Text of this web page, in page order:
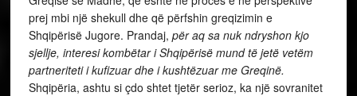
prej mbi një shekull dhe që përfshin greqizimin e
Shqipërisë Jugore. Prandaj, për aq sa nuk ndryshon kjo
sjellje, interesi kombëtar i Shqipërisë mund të jetë vetëm
partneriteti i kufizuar dhe i kushtëzuar me Greqinë.
Shqipëria, ashtu si çdo shtet tjetër serioz, ka një sovranitet